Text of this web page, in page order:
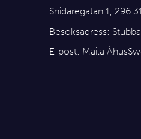
Snidaregatan 1, 296
Besöksadress:
E-post: Maila